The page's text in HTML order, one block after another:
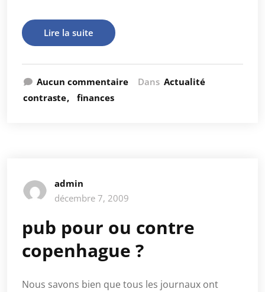
Lire la suite
Aucun commentaire Dans Actualité
contraste
finances
admin
décembre 7, 2009
pub pour ou contre
copenhague ?
Nous savons bien que tous les journaux ont